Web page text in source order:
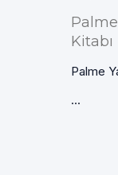
Kitabı
Palme
...